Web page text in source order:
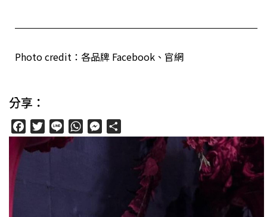
Photo credit：各品牌 Facebook、官網
分享：
FacebookTwitter
Line WhatsAppMessenger
享